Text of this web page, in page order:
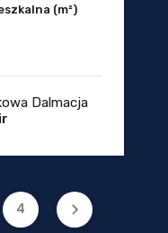
(m²)
Dalmacja
4